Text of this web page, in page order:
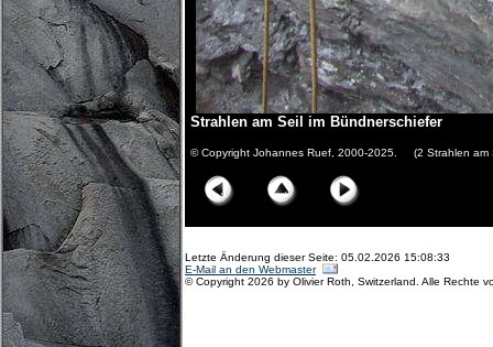
Strahlen am Seil im Bündnerschiefer
© Copyright Johannes Ruef, 2000-2025. (2 Strahlen am
Letzte Änderung dieser Seite: 05.02.2026 15:08:33
E-Mail an den Webmaster
© Copyright 2026 by Olivier Roth, Switzerland. Alle Rechte